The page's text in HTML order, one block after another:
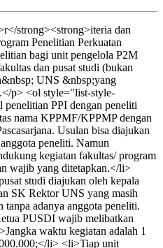
strong><strong>iteria dan
Penelitian Perkuatan
bagi unit pengelola P2M
dan pusat studi (bukan
UNS &nbsp;yang
p> <ol style="list-style-
PPI dengan peneliti
nama KPPMF/KPPMP dengan
Usulan bisa diajukan
peneliti. Namun
kegiatan fakultas/ program
wajib yang ditetapkan.</li>
studi diajukan oleh kepala
SK Rektor UNS yang masih
adanya anggota peneliti.
PUSDI wajib melibatkan
waktu kegiatan adalah 1
li> <li>Tiap unit